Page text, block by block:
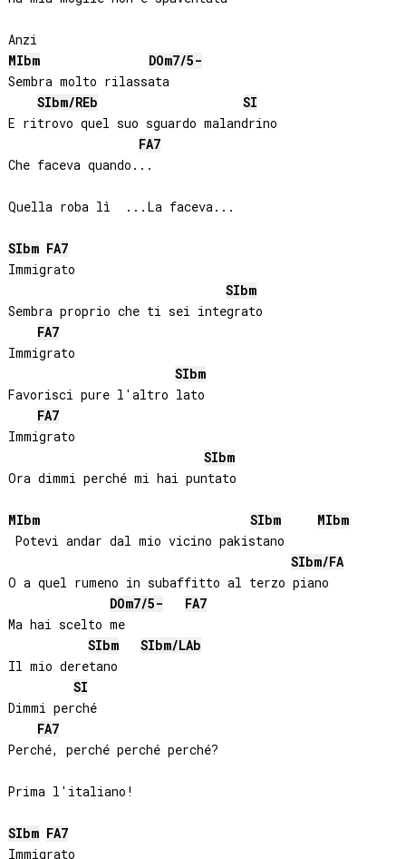
MIbm DOm7/5-
Sembra molto rilassata
SIbm/REb
SI
E ritrovo quel suo sguardo malandrino
FA7
Che faceva quando...
Quella roba lì  ...La faceva...
SIbm FA7
Immigrato
SIbm
Sembra proprio che ti sei integrato
FA7
Immigrato
SIbm
Favorisci pure l'altro lato
FA7
Immigrato
SIbm
Ora dimmi perché mi hai puntato
MIbm SIbm MIbm
Potevi andar dal mio vicino pakistano
SIbm/FA
O a quel rumeno in subaffitto al terzo piano
DOm7/5- FA7
Ma hai scelto me
SIbm SIbm/LAb
Il mio deretano
SI
Dimmi perché
FA7
Perché, perché perché perché?
Prima l'italiano!
SIbm FA7
Immigrato